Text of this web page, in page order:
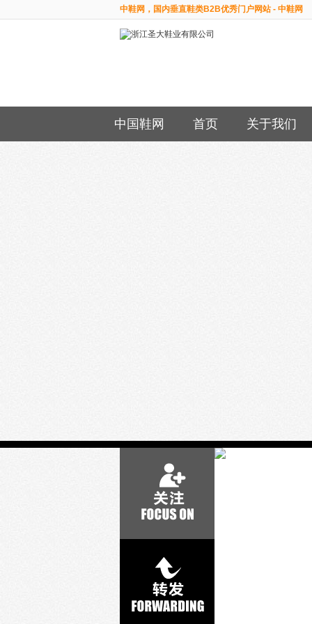
中鞋网，国内垂直鞋类B2B优秀门户网站 - 中鞋网
中国鞋网 首页 关于我们